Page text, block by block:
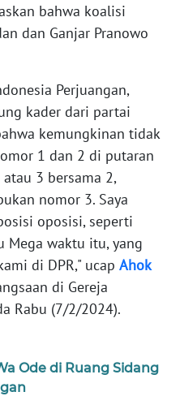
bahwa koalisi
dan Ganjar Pranowo
Perjuangan,
kader dari partai
kemungkinan tidak
1 dan 2 di putaran
3 bersama 2,
nomor 3. Saya
oposisi, seperti
Mega waktu itu, yang
di DPR," ucap Ahok
di Gereja
Rabu (7/2/2024).
Ode di Ruang Sidang